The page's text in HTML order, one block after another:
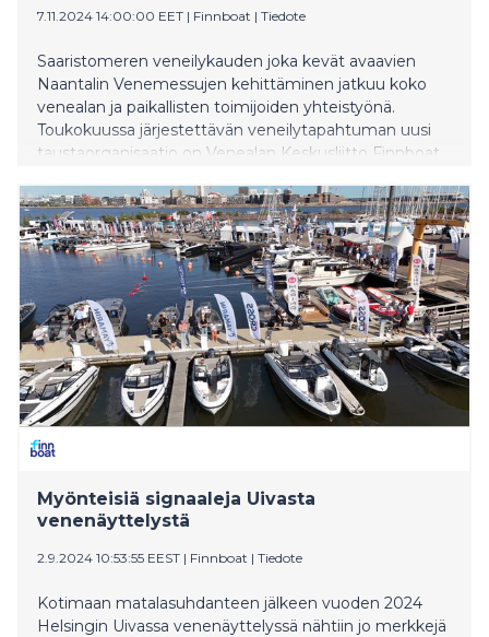
7.11.2024 14:00:00 EET | Finnboat | Tiedote
Saaristomeren veneilykauden joka kevät avaavien
Naantalin Venemessujen kehittäminen jatkuu koko
venealan ja paikallisten toimijoiden yhteistyönä.
Toukokuussa järjestettävän veneilytapahtuman uusi
taustaorganisaatio on Venealan Keskusliitto Finnboat
Myönteisiä signaaleja Uivasta
venenäyttelystä
2.9.2024 10:53:55 EEST | Finnboat | Tiedote
Kotimaan matalasuhdanteen jälkeen vuoden 2024
Helsingin Uivassa venenäyttelyssä nähtiin jo merkkejä